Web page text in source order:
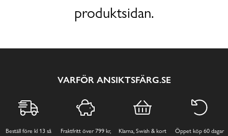
produktsidan.
VARFÖR ANSIKTSFÄRG.SE
Beställ före kl 13 så
Fraktfritt över 799 kr,
Klarna, Swish & kort Öppet köp 60 dagar